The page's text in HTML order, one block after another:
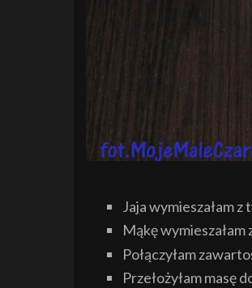
Jaja wymieszałam
Mąkę wymieszałam
Połączyłam
Przełożyłam masę